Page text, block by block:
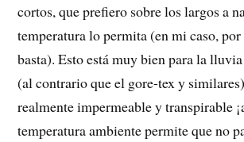
cortos, que prefiero sobre los largos a
temperatura lo permita (en mi caso, por
basta). Esto está muy bien para la
(al contrario que el gore-tex y
realmente impermeable y transpirable
temperatura ambiente permite que no